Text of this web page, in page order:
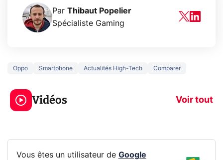
Par Thibaut Popelier
Spécialiste Gaming
Oppo Smartphone Actualités High-Tech Comparer
Vidéos Voir tout
5 générations de
jeux dans la
prochaine Xbox !
Ce que vous
navigation
Vous êtes un utilisateur de Google